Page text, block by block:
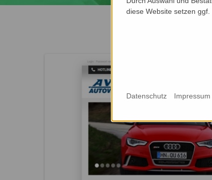
diese Website setzen
Datenschutz Impressum